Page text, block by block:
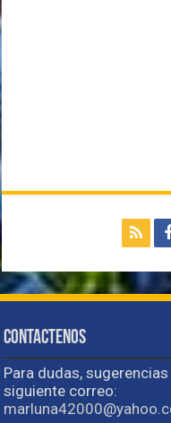
Contactenos
Para dudas,
siguiente correo: